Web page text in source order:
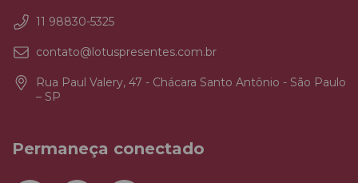
11 98830-5325
contato@lotuspresentes.com.br
Rua Paul Valery, 47 - Chácara Santo Antônio - São Paulo
– SP
Permaneça conectado